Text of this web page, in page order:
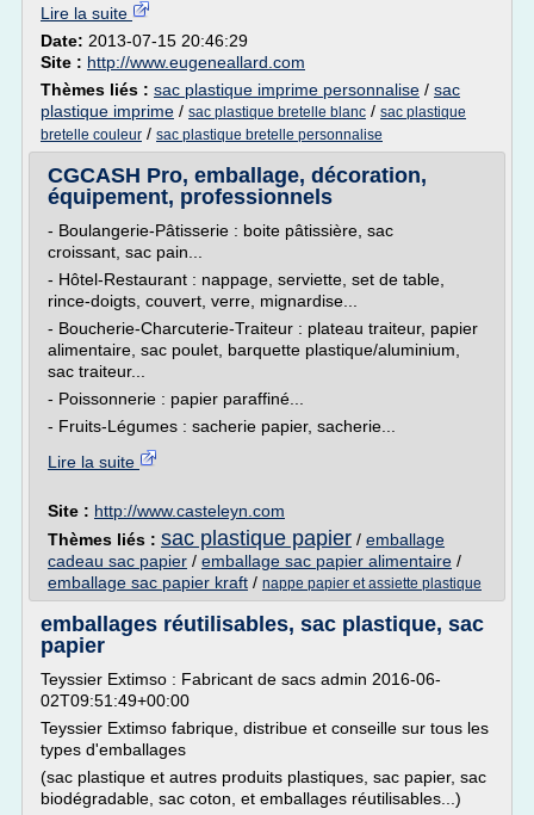
Lire la suite
Date: 2013-07-15 20:46:29
Site : http://www.eugeneallard.com
Thèmes liés : sac plastique imprime personnalise / sac
plastique imprime / sac plastique bretelle blanc / sac plastique
bretelle couleur / sac plastique bretelle personnalise
CGCASH Pro, emballage, décoration,
équipement, professionnels
- Boulangerie-Pâtisserie : boite pâtissière, sac
croissant, sac pain...
- Hôtel-Restaurant : nappage, serviette, set de table,
rince-doigts, couvert, verre, mignardise...
- Boucherie-Charcuterie-Traiteur : plateau traiteur, papier
alimentaire, sac poulet, barquette plastique/aluminium,
sac traiteur...
- Poissonnerie : papier paraffiné...
- Fruits-Légumes : sacherie papier, sacherie...
Lire la suite
Site : http://www.casteleyn.com
Thèmes liés : sac plastique papier / emballage
cadeau sac papier / emballage sac papier alimentaire /
emballage sac papier kraft / nappe papier et assiette plastique
emballages réutilisables, sac plastique, sac
papier
Teyssier Extimso : Fabricant de sacs admin 2016-06-
02T09:51:49+00:00
Teyssier Extimso fabrique, distribue et conseille sur tous les
types d'emballages
(sac plastique et autres produits plastiques, sac papier, sac
biodégradable, sac coton, et emballages réutilisables...)